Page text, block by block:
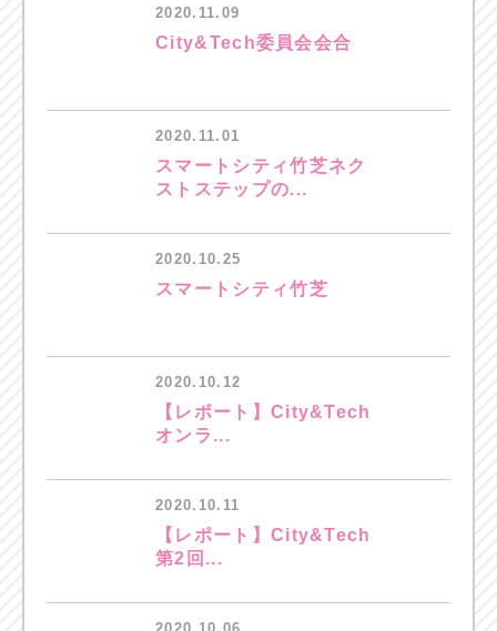
2020.11.09
City&Tech委員会会合
2020.11.01
スマートシティ竹芝ネク
ストステップの...
2020.10.25
スマートシティ竹芝
2020.10.12
【レポート】City&Tech
オンラ...
2020.10.11
【レポート】City&Tech
第2回...